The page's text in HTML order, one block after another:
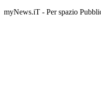
📅 6 Agosto 2026 · 09:00 · 📍
myNews.iT - Per spazio